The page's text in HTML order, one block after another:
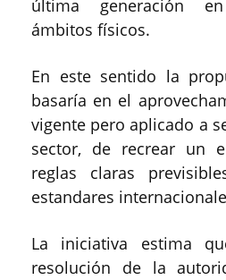
última generación
ámbitos físicos.
En este sentido la
basaría en el
vigente pero aplicado a
sector, de recrear un
reglas claras
estandares
La iniciativa estima
resolución de la